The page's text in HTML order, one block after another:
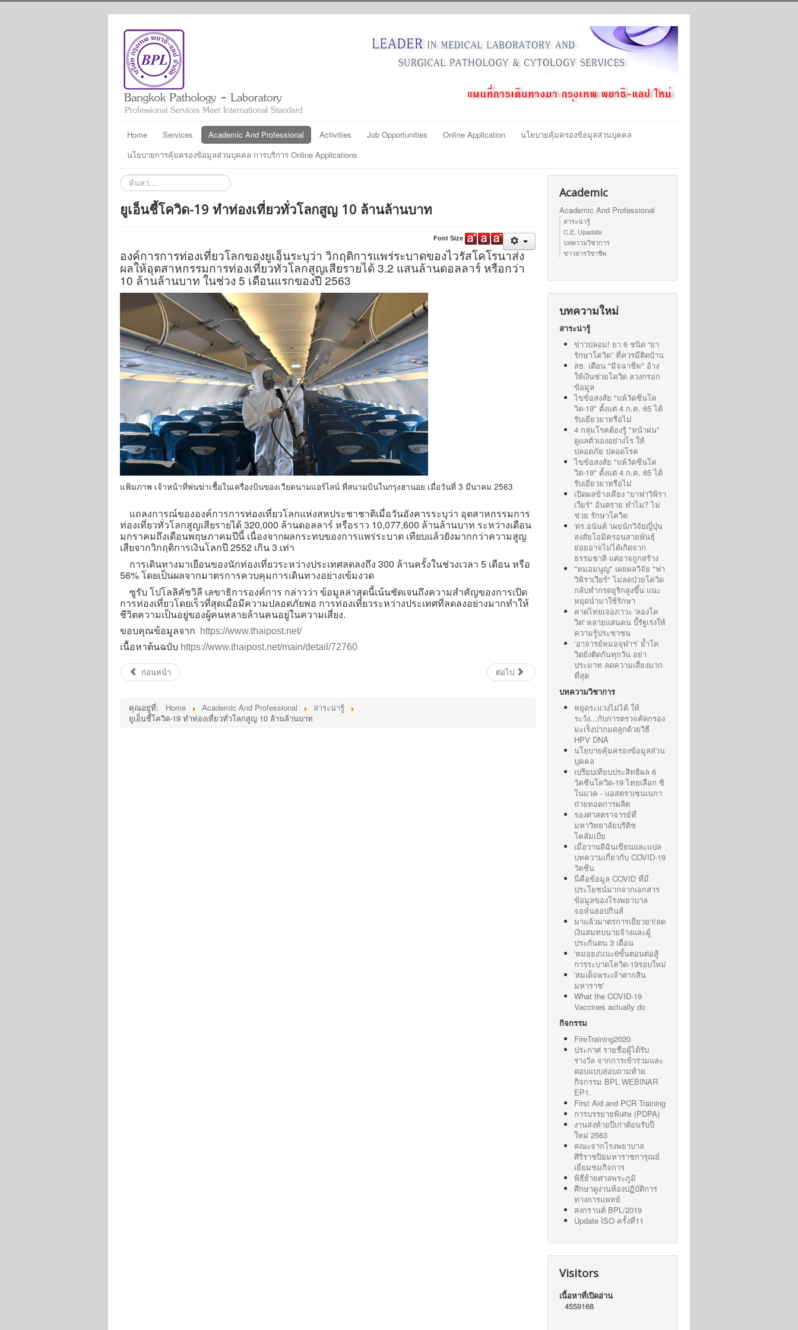
Home Services Academic And Professional Activities Job Opportunities Online Application
นโยบายคุ้มครองข้อมูลส่วนบุคคล
นโยบายการคุ้มครองข้อมูลส่วนบุคคล การบริการ Online Applications
ค้นหา...
ยูเอ็นชี้โควิด-19 ทำท่องเที่ยวทั่วโลกสูญ 10 ล้านล้านบาท
Font Size
องค์การการท่องเที่ยวโลกของยูเอ็นระบุว่า วิกฤติการแพร่ระบาดของไวรัสโคโรนาส่ง
ผลให้อุตสาหกรรมการท่องเที่ยวทั่วโลกสูญเสียรายได้ 3.2 แสนล้านดอลลาร์ หรือกว่า
10 ล้านล้านบาท ในช่วง 5 เดือนแรกของปี 2563
แฟ้มภาพ เจ้าหน้าที่พ่นฆ่าเชื้อในเครื่องบินของเวียดนามแอร์ไลน์ ที่สนามบินในกรุงฮานอย เมื่อวันที่ 3 มีนาคม 2563
แถลงการณ์ขององค์การการท่องเที่ยวโลกแห่งสหประชาชาติเมื่อวันอังคารระบุว่า อุตสาหกรรมการ
ท่องเที่ยวทั่วโลกสูญเสียรายได้ 320,000 ล้านดอลลาร์ หรือราว 10,077,600 ล้านล้านบาท ระหว่างเดือน
มกราคมถึงเดือนพฤษภาคมปีนี้ เนื่องจากผลกระทบของการแพร่ระบาด เทียบแล้วยังมากกว่าความสูญ
เสียจากวิกฤติการเงินโลกปี 2552 เกิน 3 เท่า
การเดินทางมาเยือนของนักท่องเที่ยวระหว่างประเทศลดลงถึง 300 ล้านครั้งในช่วงเวลา 5 เดือน หรือ
56% โดยเป็นผลจากมาตรการควบคุมการเดินทางอย่างเข้มงวด
ซูรับ โปโลลิคัชวิลี เลขาธิการองค์การ กล่าวว่า ข้อมูลล่าสุดนี้เน้นชัดเจนถึงความสำคัญของการเปิด
การท่องเที่ยวโดยเร็วที่สุดเมื่อมีความปลอดภัยพอ การท่องเที่ยวระหว่างประเทศที่ลดลงอย่างมากทำให้
ชีวิตความเป็นอยู่ของผู้คนหลายล้านคนอยู่ในความเสี่ยง.
ขอบคุณข้อมูลจาก
https://www.thaipost.net/
เนื้อหาต้นฉบับ https://www.thaipost.net/main/detail/72760
ก่อนหน้า ต่อไป
คุณอยู่ที่: Home Academic And Professional
สาระน่ารู้
ยูเอ็นชี้โควิด-19 ทำท่องเที่ยวทั่วโลกสูญ 10 ล้านล้านบาท
Academic
Academic And Professional
สาระน่ารู้
C.E. Upadate
บทความวิชาการ
ข่าวสารวิชาชีพ
บทความใหม่
สาระน่ารู้
ข่าวปลอม! ยา 6 ชนิด “ยา
รักษาโควิด” ที่ควรมีติดบ้าน
สธ. เตือน "มิจฉาชีพ" อ้าง
ให้เงินช่วยโควิด ลวงกรอก
ข้อมูล
ไขข้อสงสัย "แพ้วัคซีนโค
วิด-19" ตั้งแต่ 4 ก.ค. 65 ได้
รับเยียวยาหรือไม่
4 กลุ่มโรคต้องรู้ "หน้าฝน"
ดูแลตัวเองอย่างไร ให้
ปลอดภัย ปลอดโรค
ไขข้อสงสัย "แพ้วัคซีนโค
วิด-19" ตั้งแต่ 4 ก.ค. 65 ได้
รับเยียวยาหรือไม่
เปิดผลข้างเคียง "ยาฟาวิพิรา
เวียร์" อันตราย ทำไม? ไม่
ช่วย รักษาโควิด
'ดร.อนันต์ 'เผยนักวิจัยญี่ปุ่น
สงสัยโอมิครอนสายพันธุ์
ย่อยอาจไม่ได้เกิดจาก
ธรรมชาติ แต่อาจถูกสร้าง
"หมอมนูญ" เผยผลวิจัย "ฟา
วิพิราเวียร์" ไม่ลดป่วยโควิด
กลับทำกรดยูริกสูงขึ้น แนะ
หยุดนำมาใช้รักษา
คาดไทยเจอภาวะ 'ลองโค
วิด' หลายแสนคน บี้รัฐเร่งให้
ความรู้ประชาชน
‘อาจารย์หมอจุฬาฯ’ ย้ำโค
วิดยังติดกันทุกวัน อย่า
ประมาท ลดความเสี่ยงมาก
ที่สุด
บทความวิชาการ
หยุดระแวงไม่ได้ ให้
ระวัง...กับการตรวจคัดกรอง
มะเร็งปากมดลูกด้วยวิธี
HPV DNA
นโยบายคุ้มครองข้อมูลส่วน
บุคคล
เปรียบเทียบประสิทธิผล 6
วัคซีนโควิด-19 ไทยเลือก ซิ
โนแวค - แอสตราเซนเนกา
ถ่ายทอดการผลิต
รองศาสตราจารย์ที่
มหาวิทยาลัยบริติช
โคลัมเบีย
เมื่อวานดิฉันเขียนและแปล
บทความเกี่ยวกับ COVID-19
วัคซีน
นี่คือข้อมูล COVID ที่มี
ประโยชน์มากจากเอกสาร
ข้อมูลของโรงพยาบาล
จอห์นฮอปกินส์
มาแล้วมาตรการเยียวยา!ลด
เงินสมทบนายจ้างและผู้
ประกันตน 3 เดือน
'หมอยง'แนะ6ขั้นตอนต่อสู้
การระบาดโควิด-19รอบใหม่
'สมเด็จพระเจ้าตากสิน
มหาราช'
What the COVID-19
Vaccines actually do
กิจกรรม
FireTraining2020
ประกาศ รายชื่อผู้ได้รับ
รางวัล จากการเข้าร่วมและ
ตอบแบบสอบถามท้าย
กิจกรรม BPL WEBINAR
EP1.
First Aid and PCR Training
การบรรยายพิเศษ (PDPA)
งานส่งท้ายปีเก่าต้อนรับปี
ใหม่ 2563
คณะจากโรงพยาบาล
ศิริราชปิยมหาราชการุณย์
เยี่ยมชมกิจการ
พิธีย้ายศาลพระภูมิ
ศึกษาดูงานห้องปฏิบัติการ
ทางการแพทย์
สงกรานต์ BPL/2019
Update ISO ครั้งที่11
Visitors
เนื้อหาที่เปิดอ่าน
4559168